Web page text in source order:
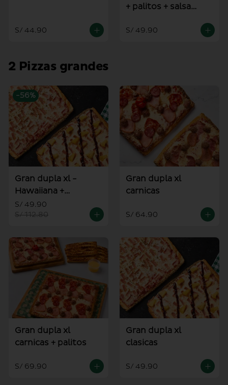
S/ 44.90
+ palitos + salsa
S/ 49.90
2 Pizzas grandes
-56%
Gran dupla xl -
Hawaiiana +
Americana
S/ 49.90
S/ 112.80
Gran dupla xl
carnicas
S/ 64.90
Gran dupla xl
carnicas + palitos
S/ 69.90
Gran dupla xl
clasicas
S/ 49.90